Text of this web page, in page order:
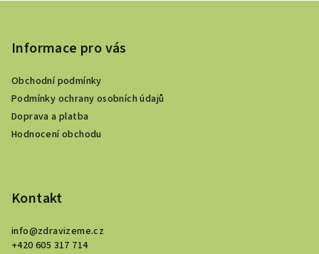
Informace pro vás
Obchodní podmínky
Podmínky ochrany osobních údajů
Doprava a platba
Hodnocení obchodu
Kontakt
info@zdravizeme.cz
+420 605 317 714